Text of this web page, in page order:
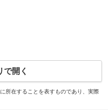
で開く
所在することを表すものであり、実際